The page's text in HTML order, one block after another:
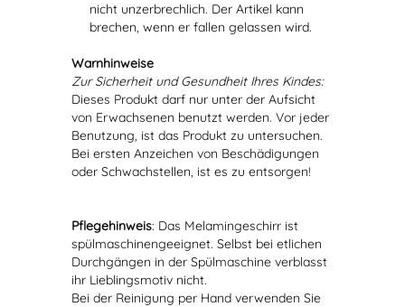
nicht unzerbrechlich. Der Artikel kann
brechen, wenn er fallen gelassen wird.
Warnhinweise
Zur Sicherheit und Gesundheit Ihres Kindes:
Dieses Produkt darf nur unter der Aufsicht
von Erwachsenen benutzt werden. Vor jeder
Benutzung, ist das Produkt zu untersuchen.
Bei ersten Anzeichen von Beschädigungen
oder Schwachstellen, ist es zu entsorgen!
Pflegehinweis: Das Melamingeschirr ist
spülmaschinengeeignet. Selbst bei etlichen
Durchgängen in der Spülmaschine verblasst
ihr Lieblingsmotiv nicht.
Bei der Reinigung per Hand verwenden Sie